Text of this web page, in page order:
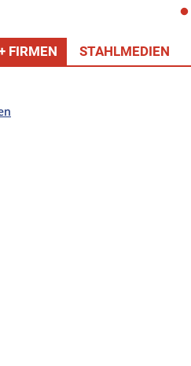
FIRMEN STAHLMEDIEN